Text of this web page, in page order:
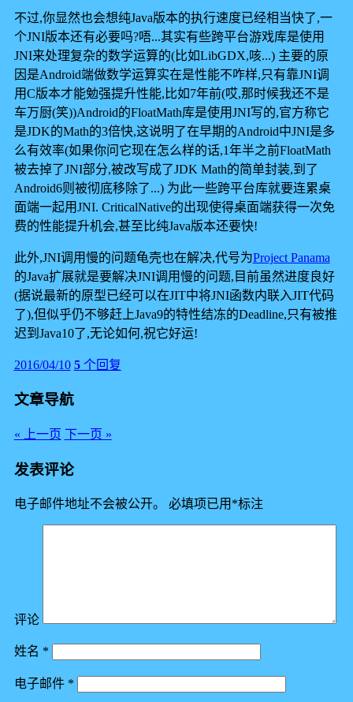
不过,你显然也会想纯Java版本的执行速度已经相当快了,一
个JNI版本还有必要吗?唔...其实有些跨平台游戏库是使用
JNI来处理复杂的数学运算的(比如LibGDX,咳...) 主要的原
因是Android端做数学运算实在是性能不咋样,只有靠JNI调
用C版本才能勉强提升性能,比如7年前(哎,那时候我还不是
车万厨(笑))Android的FloatMath库是使用JNI写的,官方称它
是JDK的Math的3倍快,这说明了在早期的Android中JNI是多
么有效率(如果你问它现在怎么样的话,1年半之前FloatMath
被去掉了JNI部分,被改写成了JDK Math的简单封装,到了
Android6则被彻底移除了...) 为此一些跨平台库就要连累桌
面端一起用JNI. CriticalNative的出现使得桌面端获得一次免
费的性能提升机会,甚至比纯Java版本还要快!
此外,JNI调用慢的问题龟壳也在解决,代号为Project Panama
的Java扩展就是要解决JNI调用慢的问题,目前虽然进度良好
(据说最新的原型已经可以在JIT中将JNI函数内联入JIT代码
了),但似乎仍不够赶上Java9的特性结冻的Deadline,只有被推
迟到Java10了,无论如何,祝它好运!
2016/04/10 5个回复
文章导航
« 上一页 下一页 »
发表评论
电子邮件地址不会被公开。 必填项已用 *标注
评论
姓名 *
电子邮件 *